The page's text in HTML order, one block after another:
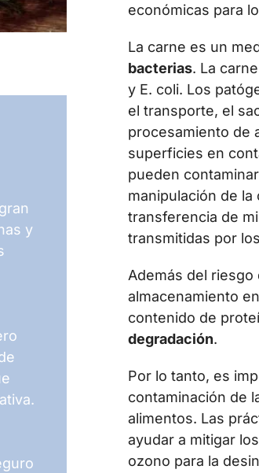
y
económicas para
La carne es un
bacterias. La
y E. coli. Los
el transporte, el
procesamiento de
superficies en
pueden
manipulación de
transferencia de
transmitidas por
Además del
almacenamiento
contenido de
degradación.
Por lo tanto, es
contaminación de
alimentos. Las
ayudar a mitigar
ozono para la